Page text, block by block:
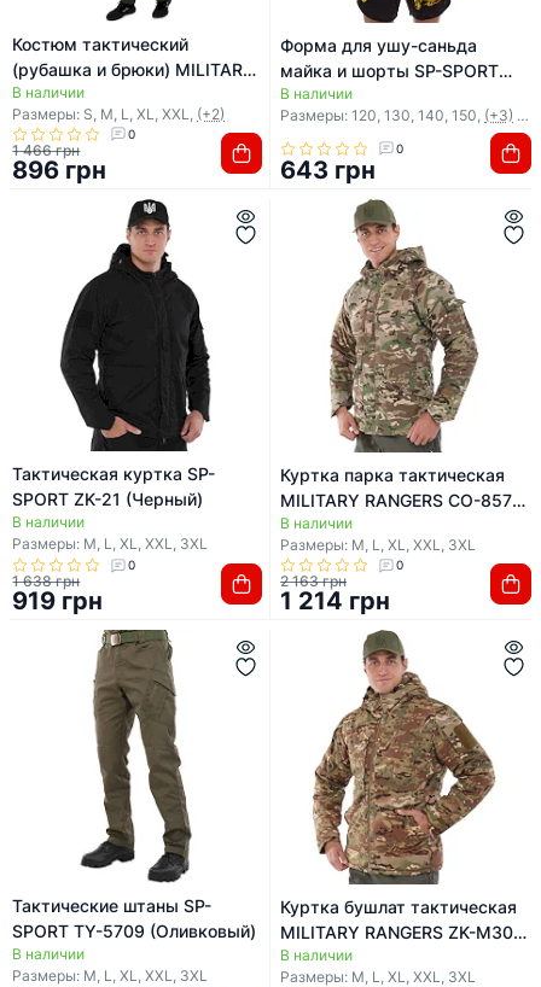
Костюм тактический
(рубашка и брюки) MILITARY
RANGERS ZK-SU1127
(Оливковый)
В наличии
Размеры: S, M, L, XL, XXL, (+2)
0
1 466 грн
896 грн
Форма для ушу-саньда
майка и шорты SP-SPORT
CO-1269 (Черный)
В наличии
Размеры: 120, 130, 140, 150, (+3)
0
643 грн
Тактическая куртка SP-
SPORT ZK-21 (Черный)
В наличии
Размеры: M, L, XL, XXL, 3XL
0
1 638 грн
919 грн
Куртка парка тактическая
MILITARY RANGERS CO-8573
(Камуфляж Multicam)
В наличии
Размеры: M, L, XL, XXL, 3XL
0
2 163 грн
1 214 грн
Тактические штаны SP-
SPORT TY-5709 (Оливковый)
В наличии
Размеры: M, L, XL, XXL, 3XL
Куртка бушлат тактическая
MILITARY RANGERS ZK-M301
(Камуфляж Multicam)
В наличии
Размеры: M, L, XL, XXL, 3XL